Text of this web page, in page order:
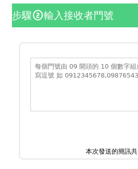
步驟counter_2輸入接收者門號
本次發送的簡訊共